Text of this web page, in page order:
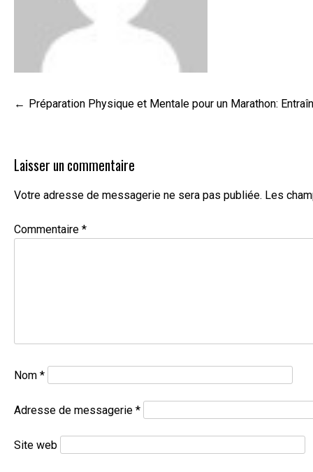
Navigation
Préparation Physique et Mentale pour un Marathon:
Laisser un commentaire
Votre adresse de messagerie ne sera pas publiée. Les
Commentaire *
Nom *
Adresse de messagerie *
Site web